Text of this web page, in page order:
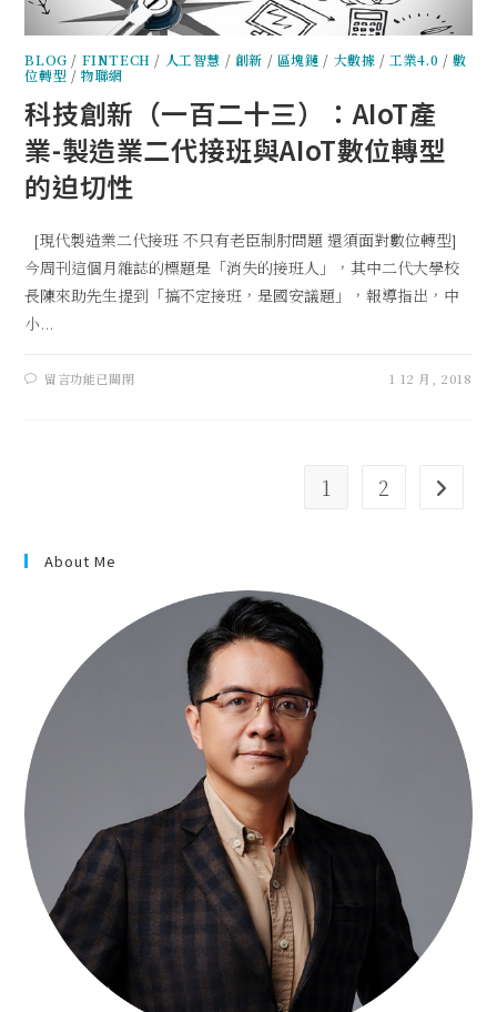
BLOG / FINTECH / 人工智慧 / 創新 / 區塊鏈 / 大數據 / 工業4.0 / 數
位轉型 /物聯網
科技創新（一百二十三）：AIoT產
業-製造業二代接班與AIoT數位轉型
的迫切性
[現代製造業二代接班 不只有老臣制肘問題 還須面對數位轉型]
今周刊這個月雜誌的標題是「消失的接班人」，其中二代大學校
長陳來助先生提到「搞不定接班，是國安議題」，報導指出，中
小...
留言功能已關閉 1 12 月, 2018
1 2
About Me